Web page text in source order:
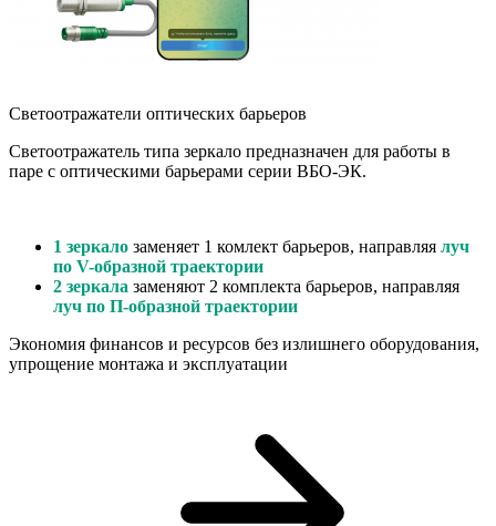
Светоотражатели оптических барьеров
Светоотражатель типа зеркало предназначен для работы в
паре с оптическими барьерами серии ВБО-ЭК.
1 зеркало заменяет 1 комлект барьеров, направляя луч
по V-образной траектории
2 зеркала заменяют 2 комплекта барьеров, направляя
луч по П-образной траектории
Экономия финансов и ресурсов без излишнего оборудования,
упрощение монтажа и эксплуатации